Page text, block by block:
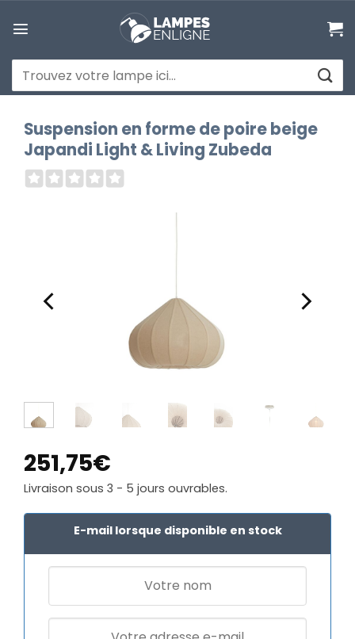
au
Recherche
pour :
Suspension en forme de poire beige
Japandi Light & Living Zubeda
251,75€
Livraison sous 3 - 5 jours ouvrables.
E-mail lorsque disponible en stock